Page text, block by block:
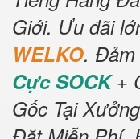
Giới. Ưu đãi
WELKO. Đảm
Cực SOCK+
Gốc Tại